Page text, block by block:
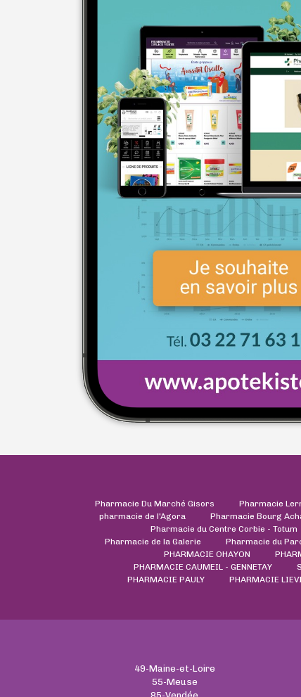
Pharmacie Du Marché Gisors Pharmacie
pharmacie de l'Agora
Pharmacie Bourg
Pharmacie du Centre Corbie - Totum
Pharmacie de la Galerie
Pharmacie du
PHARMACIE OHAYON
PHARMACIE CAUMEIL - GENNETAY
PHARMACIE PAULY
PHARMACIE
49-Maine-et-Loire
55-Meuse